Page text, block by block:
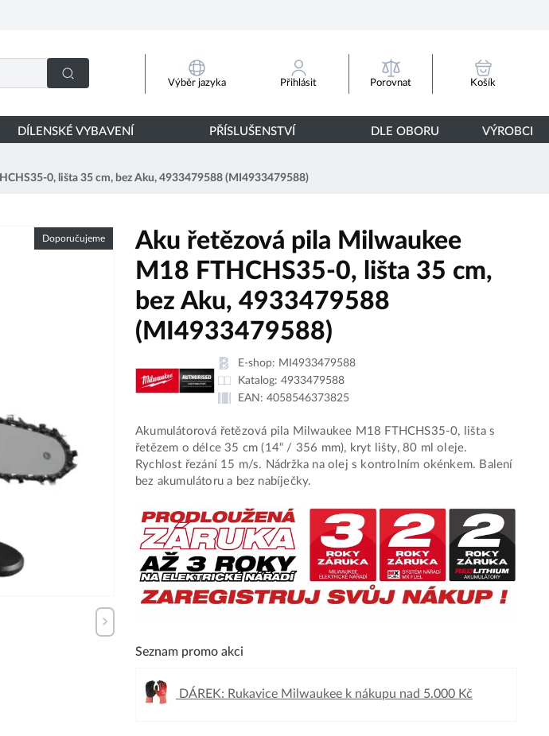
Výběr jazyka Přihlásit Porovnat Košík
DÍLENSKÉ VYBAVENÍ PŘÍSLUŠENSTVÍ DLE OBORU VÝROBCI
0, lišta 35 cm, bez Aku, 4933479588 (MI4933479588)
Doporučujeme
Aku řetězová pila Milwaukee
M18 FTHCHS35-0, lišta 35 cm,
bez Aku, 4933479588
(MI4933479588)
E-shop: MI4933479588
Katalog: 4933479588
EAN: 4058546373825
Akumulátorová řetězová pila Milwaukee M18 FTHCHS35-0, lišta s
řetězem o délce 35 cm (14“ / 356 mm), kryt lišty, 80 ml oleje.
Rychlost řezání 15 m/s. Nádržka na olej s kontrolním okénkem. Balení
bez akumulátoru a bez nabíječky.
Seznam promo akci
DÁREK: Rukavice Milwaukee k nákupu nad 5.000 Kč